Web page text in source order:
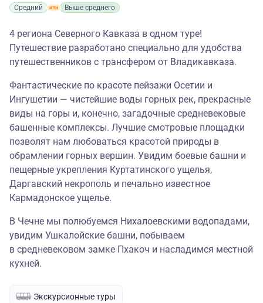
Средний Выше среднего
4 региона Северного Кавказа в одном туре!
Путешествие разработано специально для удобства
путешественников с трансфером от Владикавказа.
Фантастические по красоте пейзажи Осетии и
Ингушетии — чистейшие воды горных рек, прекрасные
виды на горы и, конечно, загадочные средневековые
башенные комплексы. Лучшие смотровые площадки
позволят нам любоваться красотой природы в
обрамлении горных вершин. Увидим боевые башни и
пещерные укрепления Куртатинского ущелья,
Даргавский некрополь и печально известное
Кармадонское ущелье.
В Чечне мы полюбуемся Нихалоевскими водопадами,
увидим Ушкалойские башни, побываем
в средневековом замке Пхакоч и насладимся местной
кухней.
Экскурсионные туры